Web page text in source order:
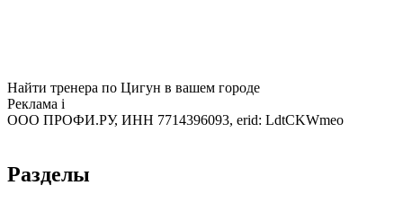
Найти тренера по Цигун в вашем городе
Реклама i
ООО ПРОФИ.РУ, ИНН 7714396093, erid: LdtCKWmeo
Разделы